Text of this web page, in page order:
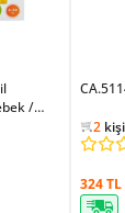
/
2
434
324 TL